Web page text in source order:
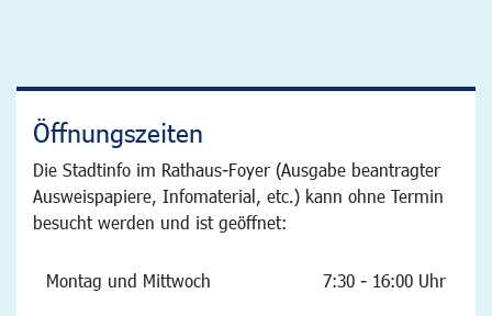
Öffnungszeiten
Die Stadtinfo im Rathaus-Foyer (Ausgabe beantragter
Ausweispapiere, Infomaterial, etc.) kann ohne Termin
besucht werden und ist geöffnet:
Montag und Mittwoch 7:30 - 16:00 Uhr